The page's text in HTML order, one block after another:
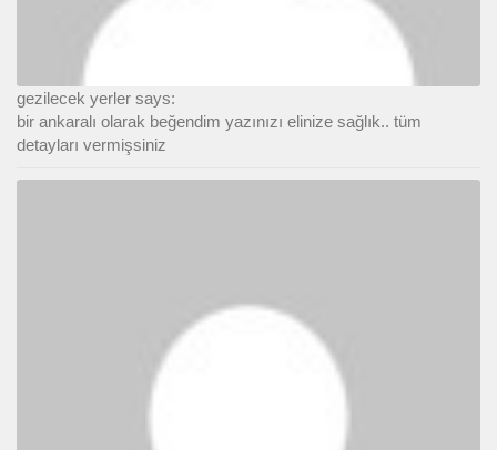
gezilecek yerler says:
bir ankaralı olarak beğendim yazınızı elinize sağlık.. tüm
detayları vermişsiniz